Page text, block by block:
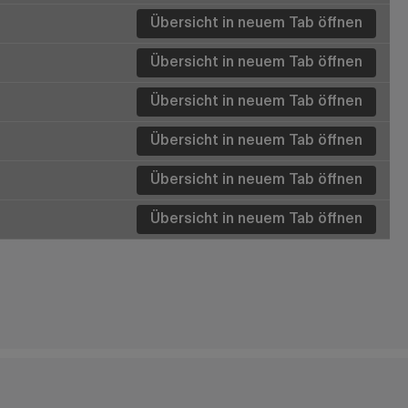
Details
Details
Übersicht in neuem Tab öffnen
Details
Details
Details
Details
Details
Details
Details
Details
Details
Details
Details
Details
Details
Details
Details
Details
Details
Details
Details
Details
Details
Details
Details
Details
Details
Details
Details
Übersicht in neuem Tab öffnen
Details
Details
Details
Details
Übersicht in neuem Tab öffnen
Details
Übersicht in neuem Tab öffnen
Details
Übersicht in neuem Tab öffnen
Details
Übersicht in neuem Tab öffnen